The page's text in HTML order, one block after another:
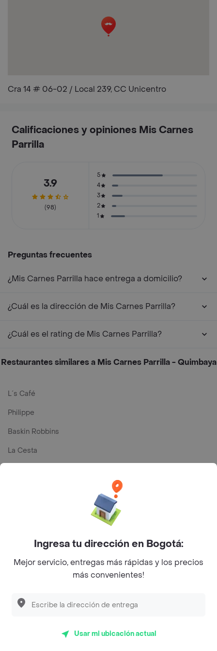
Cra 14 # 06-02 / Local 239, CC Unicentro
Calificaciones y opiniones Mis Carnes
Parrilla
3.9
(98)
5
4
3
2
1
Preguntas frecuentes
¿Mis Carnes Parrilla hace entrega a domicilio?
¿Cuál es la dirección de Mis Carnes Parrilla?
¿Cuál es el rating de Mis Carnes Parrilla?
Restaurantes similares a Mis Carnes Parrilla - Quimbaya
L´s Café
Philippe
Baskin Robbins
La Cesta
Empanaditas de Pipian - Empanadas
Desayunadero de la 42
Luisa Postres
Subway
En los mas de 98 opiniones de clientes de Rappi fueron
Ingresa tu dirección en Bogotá:
Mejor servicio, entregas más rápidas y los precios
más convenientes!
Usar mi ubicación actual